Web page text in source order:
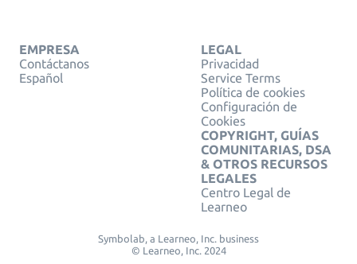
EMPRESA
Contáctanos
Español
LEGAL
Privacidad
Service Terms
Política de cookies
Configuración de
Cookies
COPYRIGHT, GUÍAS
COMUNITARIAS, DSA
& OTROS RECURSOS
LEGALES
Centro Legal de
Learneo
Symbolab, a Learneo, Inc. business
© Learneo, Inc. 2024